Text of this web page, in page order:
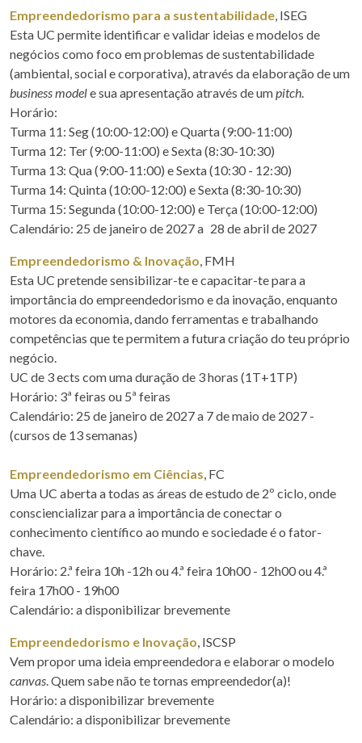
Empreendedorismo para a sustentabilidade, ISEG
Esta UC permite identificar e validar ideias e modelos de
negócios como foco em problemas de sustentabilidade
(ambiental, social e corporativa), através da elaboração de um
business modele sua apresentação através de umpitch.
Horário:
Turma 11: Seg (10:00-12:00) e Quarta (9:00-11:00)
Turma 12: Ter (9:00-11:00) e Sexta (8:30-10:30)
Turma 13: Qua (9:00-11:00) e Sexta (10:30 - 12:30)
Turma 14: Quinta (10:00-12:00) e Sexta (8:30-10:30)
Turma 15: Segunda (10:00-12:00) e Terça (10:00-12:00)
Calendário: 25 de janeiro de 2027 a 28 de abril de 2027
Empreendedorismo & Inovação, FMH
Esta UC pretende sensibilizar-te e capacitar-te para a
importância do empreendedorismo e da inovação, enquanto
motores da economia, dando ferramentas e trabalhando
competências que te permitem a futura criação do teu próprio
negócio.
UC de 3 ects com uma duração de 3 horas (1T+1TP)
Horário: 3ª feiras ou 5ª feiras
Calendário: 25 de janeiro de 2027 a 7 de maio de 2027 -
(cursos de 13 semanas)
Empreendedorismo em Ciências, FC
Uma UC aberta a todas as áreas de estudo de 2º ciclo, onde
consciencializar para a importância de conectar o
conhecimento científico ao mundo e sociedade é o fator-
chave.
Horário: 2.ª feira 10h -12h ou 4.ª feira 10h00 - 12h00 ou 4.ª
feira 17h00 - 19h00
Calendário: a disponibilizar brevemente
Empreendedorismo e Inovação, ISCSP
Vem propor uma ideia empreendedora e elaborar o modelo
canvas. Quem sabe não te tornas empreendedor(a)!
Horário: a disponibilizar brevemente
Calendário: a disponibilizar brevemente